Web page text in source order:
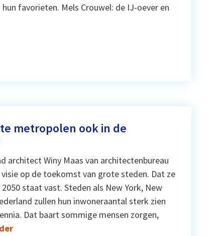
favorieten. Mels Crouwel: de IJ-oever en
metropolen ook in de
architect Winy Maas van architectenbureau
visie op de toekomst van grote steden. Dat ze
staat vast. Steden als New York, New
zullen hun inwoneraantal sterk zien
Dat baart sommige mensen zorgen,